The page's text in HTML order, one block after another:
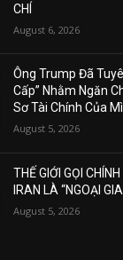
CHÍ
August 6, 2026
Ông Trump Đã
Cấp” Nhằm Ngăn
Sơ Tài Chính Của
August 5, 2026
THẾ GIỚI GỌI
IRAN LÀ “NGOẠI
August 5, 2026